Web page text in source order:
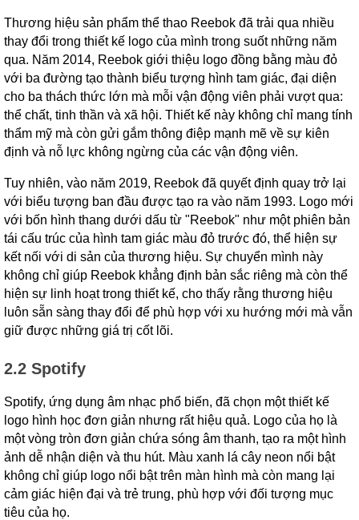
Thương hiệu sản phẩm thể thao Reebok đã trải qua nhiều
thay đổi trong thiết kế logo của mình trong suốt những năm
qua. Năm 2014, Reebok giới thiệu logo đồng bằng màu đỏ
với ba đường tạo thành biểu tượng hình tam giác, đại diện
cho ba thách thức lớn mà mỗi vận động viên phải vượt qua:
thể chất, tinh thần và xã hội. Thiết kế này không chỉ mang tính
thẩm mỹ mà còn gửi gắm thông điệp mạnh mẽ về sự kiên
định và nỗ lực không ngừng của các vận động viên.
Tuy nhiên, vào năm 2019, Reebok đã quyết định quay trở lại
với biểu tượng ban đầu được tạo ra vào năm 1993. Logo mới
với bốn hình thang dưới dấu từ "Reebok" như một phiên bản
tái cấu trúc của hình tam giác màu đỏ trước đó, thể hiện sự
kết nối với di sản của thương hiệu. Sự chuyển mình này
không chỉ giúp Reebok khẳng định bản sắc riêng mà còn thể
hiện sự linh hoạt trong thiết kế, cho thấy rằng thương hiệu
luôn sẵn sàng thay đổi để phù hợp với xu hướng mới mà vẫn
giữ được những giá trị cốt lõi.
2.2 Spotify
Spotify, ứng dụng âm nhạc phổ biến, đã chọn một thiết kế
logo hình học đơn giản nhưng rất hiệu quả. Logo của họ là
một vòng tròn đơn giản chứa sóng âm thanh, tạo ra một hình
ảnh dễ nhận diện và thu hút. Màu xanh lá cây neon nổi bật
không chỉ giúp logo nổi bật trên màn hình mà còn mang lại
cảm giác hiện đại và trẻ trung, phù hợp với đối tượng mục
tiêu của họ.